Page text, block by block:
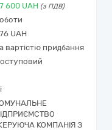
600 UAH (з ПДВ)
UAH
вартістю придбання
КОМПАНІЯ З